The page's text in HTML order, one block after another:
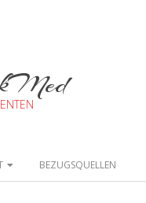
BEZUGSQUELLEN